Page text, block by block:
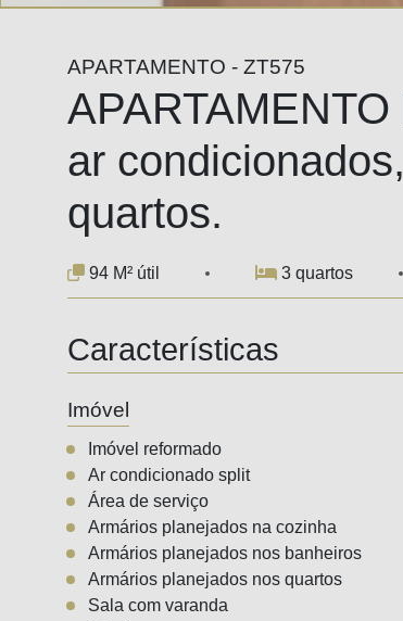
APARTAMENTO - ZT575
ar
quartos.
94 M² útil 3 quartos
Características
Imóvel
Imóvel reformado
Ar condicionado split
Área de serviço
Armários planejados na cozinha
Armários planejados nos banheiros
Armários planejados nos quartos
Sala com varanda